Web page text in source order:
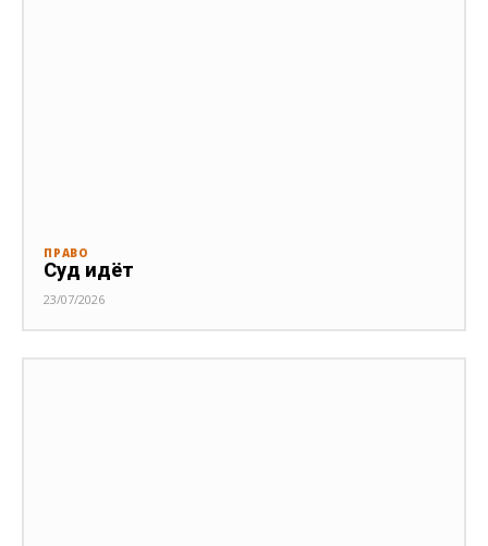
ПРАВО
Суд идёт
23/07/2026